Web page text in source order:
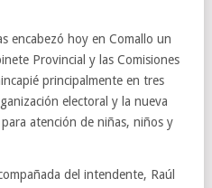
encabezó hoy en Comallo un
Provincial y las Comisiones
principalmente en tres
electoral y la nueva
atención de niñas, niños y
del intendente, Raúl